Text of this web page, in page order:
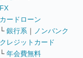
FX
カードローン
└ 銀行系 ｜
ノンバンク
クレジットカード
└ 年会費無料